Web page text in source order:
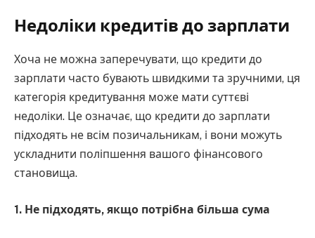
Недоліки кредитів до зарплати
Хоча не можна заперечувати, що кредити до
зарплати часто бувають швидкими та зручними, ця
категорія кредитування може мати суттєві
недоліки. Це означає, що кредити до зарплати
підходять не всім позичальникам, і вони можуть
ускладнити поліпшення вашого фінансового
становища.
1. Не підходять, якщо потрібна більша сума